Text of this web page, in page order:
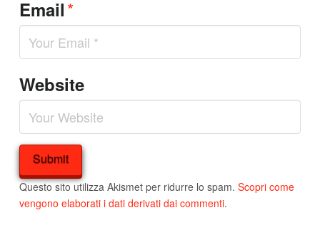
Email*
Website
Questo sito utilizza Akismet per ridurre lo spam. Scopri come
vengono elaborati i dati derivati dai commenti.